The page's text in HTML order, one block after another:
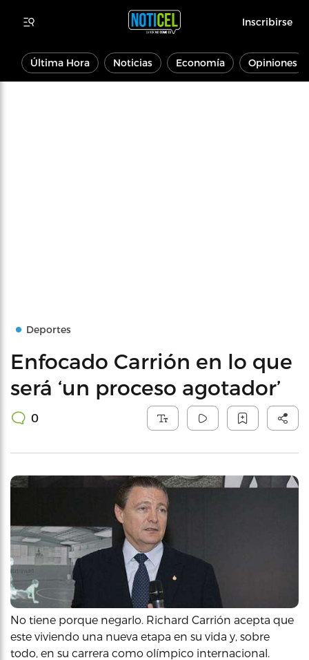
Inscribirse
Última Hora Noticias Economía Opiniones
Deportes
Enfocado Carrión en lo que
será ‘un proceso agotador’
0
No tiene porque negarlo. Richard Carrión acepta que
este viviendo una nueva etapa en su vida y, sobre
todo, en su carrera como olímpico internacional.